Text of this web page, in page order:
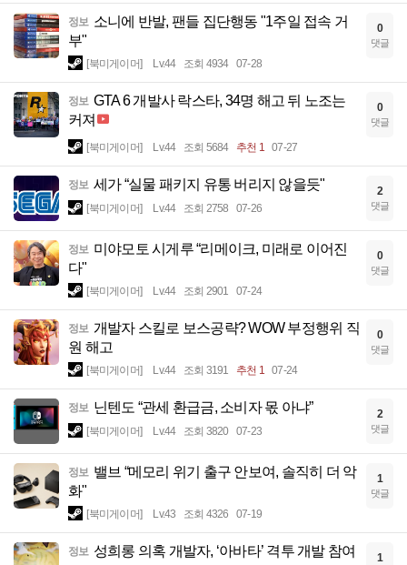
정보 소니에 반발, 팬들 집단행동 "1주일 접속 거
부"
[북미게이머] Lv.44 조회 4934 07-28
0
댓글
정보 GTA 6 개발사 락스타, 34명 해고 뒤 노조는
커져
[북미게이머] Lv.44 조회 5684 추천 1 07-27
0
댓글
정보 세가 “실물 패키지 유통 버리지 않을듯"
[북미게이머] Lv.44 조회 2758 07-26
2
댓글
정보 미야모토 시게루 “리메이크, 미래로 이어진
다"
[북미게이머] Lv.44 조회 2901 07-24
0
댓글
정보 개발자 스킬로 보스공략? WOW 부정행위 직
원 해고
[북미게이머] Lv.44 조회 3191 추천 1 07-24
0
댓글
정보 닌텐도 “관세 환급금, 소비자 몫 아냐”
[북미게이머] Lv.44 조회 3820 07-23
2
댓글
정보 밸브 “메모리 위기 출구 안보여, 솔직히 더 악
화"
[북미게이머] Lv.43 조회 4326 07-19
1
댓글
정보 성희롱 의혹 개발자, ‘아바타’ 격투 개발 참여 1